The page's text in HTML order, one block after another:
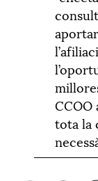
CCOO
tota la